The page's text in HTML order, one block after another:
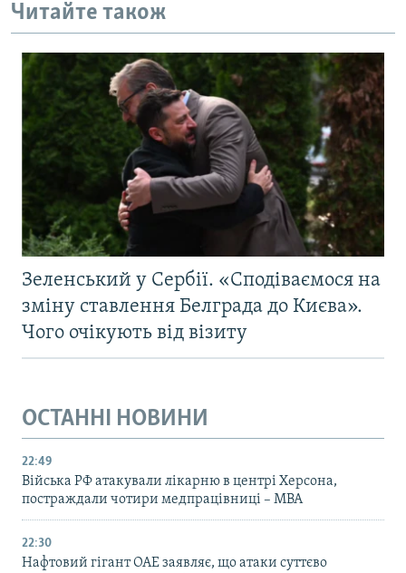
ДОЛУЧАЙСЯ!
Усі сайти RFE/RL
Читайте також
Зеленський у Сербії. «Сподіваємося на
зміну ставлення Белграда до Києва».
Чого очікують від візиту
ОСТАННІ НОВИНИ
22:49
Війська РФ атакували лікарню в центрі Херсона,
постраждали чотири медпрацівниці – МВА
22:30
Нафтовий гігант ОАЕ заявляє, що атаки суттєво